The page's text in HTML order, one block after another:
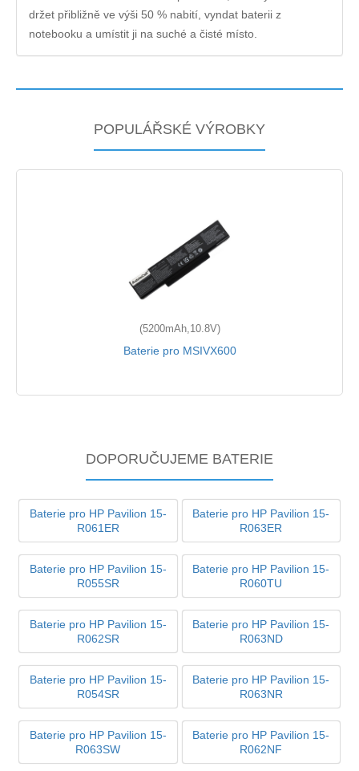
držet přibližně ve výši 50 % nabití, vyndat baterii z
notebooku a umístit ji na suché a čisté místo.
POPULÁŘSKÉ VÝROBKY
(5200mAh,10.8V)
Baterie pro MSIVX600
DOPORUČUJEME BATERIE
Baterie pro HP Pavilion 15-
R061ER
Baterie pro HP Pavilion 15-
R063ER
Baterie pro HP Pavilion 15-
R055SR
Baterie pro HP Pavilion 15-
R060TU
Baterie pro HP Pavilion 15-
R062SR
Baterie pro HP Pavilion 15-
R063ND
Baterie pro HP Pavilion 15-
R054SR
Baterie pro HP Pavilion 15-
R063NR
Baterie pro HP Pavilion 15-
R063SW
Baterie pro HP Pavilion 15-
R062NF